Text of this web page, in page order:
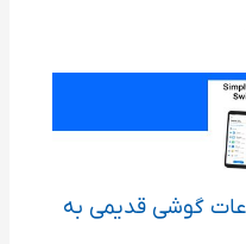
گوشی قدیمی به